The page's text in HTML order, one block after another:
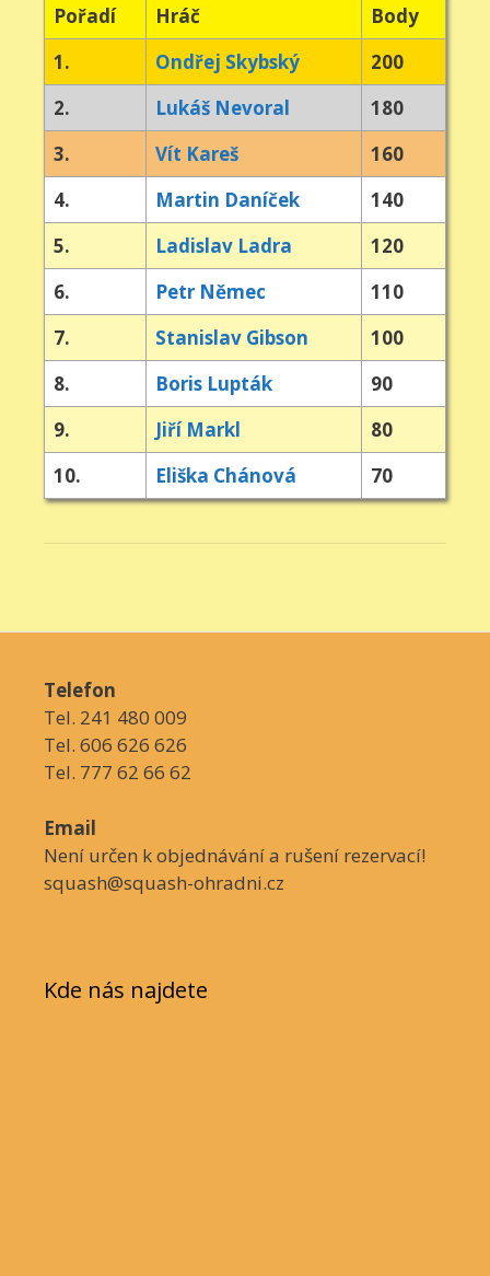
Pořadí Hráč
Body
1.
Ondřej Skybský
200
2.
Lukáš Nevoral
180
3.
Vít Kareš
160
4.
Martin Daníček
140
5.
Ladislav Ladra
120
6.
Petr Němec
110
7.
Stanislav Gibson
100
8.
Boris Lupták
90
9.
Jiří Markl
80
10.
Eliška Chánová 70
Telefon
Tel. 241 480 009
Tel. 606 626 626
Tel. 777 62 66 62
Email
Není určen k objednávání a rušení rezervací!
squash@squash-ohradni.cz
Kde nás najdete